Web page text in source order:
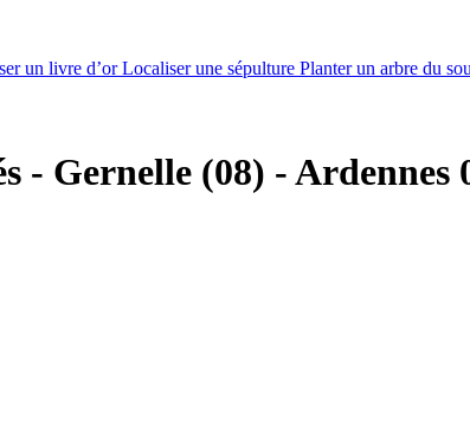
un livre d’orLocaliser une sépulture Planter un arbre du
- Gernelle (08) - Ardennes